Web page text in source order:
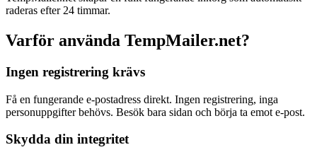
raderas efter 24 timmar.
Varför använda TempMailer.net?
Ingen registrering krävs
Få en fungerande e-postadress direkt. Ingen registrering, inga
personuppgifter behövs. Besök bara sidan och börja ta emot e-post.
Skydda din integritet